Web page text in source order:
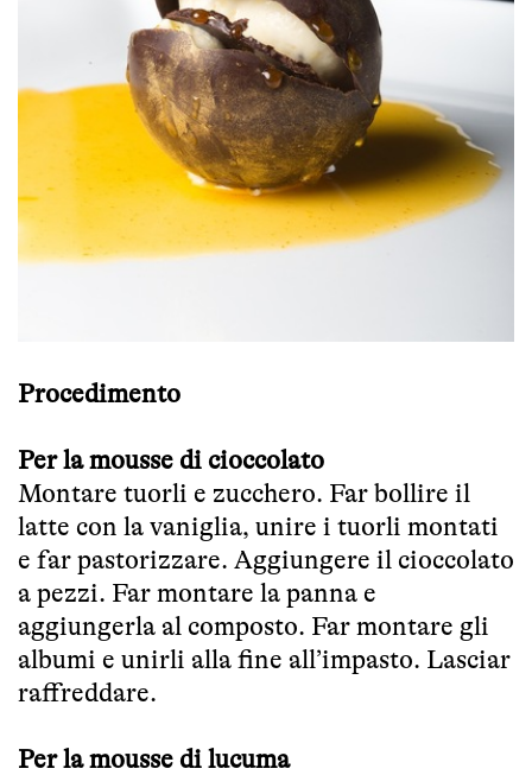
Procedimento
Per la mousse di cioccolato
Montare tuorli e zucchero. Far bollire il
latte con la vaniglia, unire i tuorli montati
e far pastorizzare. Aggiungere il cioccolato
a pezzi. Far montare la panna e
aggiungerla al composto. Far montare gli
albumi e unirli alla fine all’impasto. Lasciar
raffreddare.
Per la mousse di lucuma